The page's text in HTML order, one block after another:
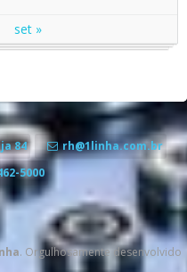
set »
84
rh@1linha.com.br
5000
. Orgulhosamente desenvolvido